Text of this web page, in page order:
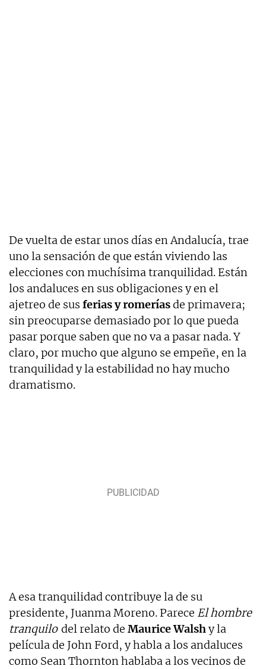
De vuelta de estar unos días en Andalucía, trae
uno la sensación de que están viviendo las
elecciones con muchísima tranquilidad. Están
los andaluces en sus obligaciones y en el
ajetreo de sus ferias y romeríasde primavera;
sin preocuparse demasiado por lo que pueda
pasar porque saben que no va a pasar nada. Y
claro, por mucho que alguno se empeñe, en la
tranquilidad y la estabilidad no hay mucho
dramatismo.
A esa tranquilidad contribuye la de su
presidente, Juanma Moreno. Parece El hombre
tranquilo del relato de Maurice Walshy la
película de John Ford, y habla a los andaluces
como Sean Thornton hablaba a los vecinos de